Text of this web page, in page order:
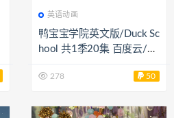
英语动画
鸭宝宝学院英文版/Duck Sc
hool 共1季20集 百度云/百
278 50